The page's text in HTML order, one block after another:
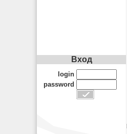
Вход
login
password